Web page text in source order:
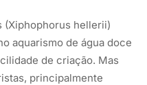
(Xiphophorus hellerii)
aquarismo de água doce
de criação. Mas
principalmente